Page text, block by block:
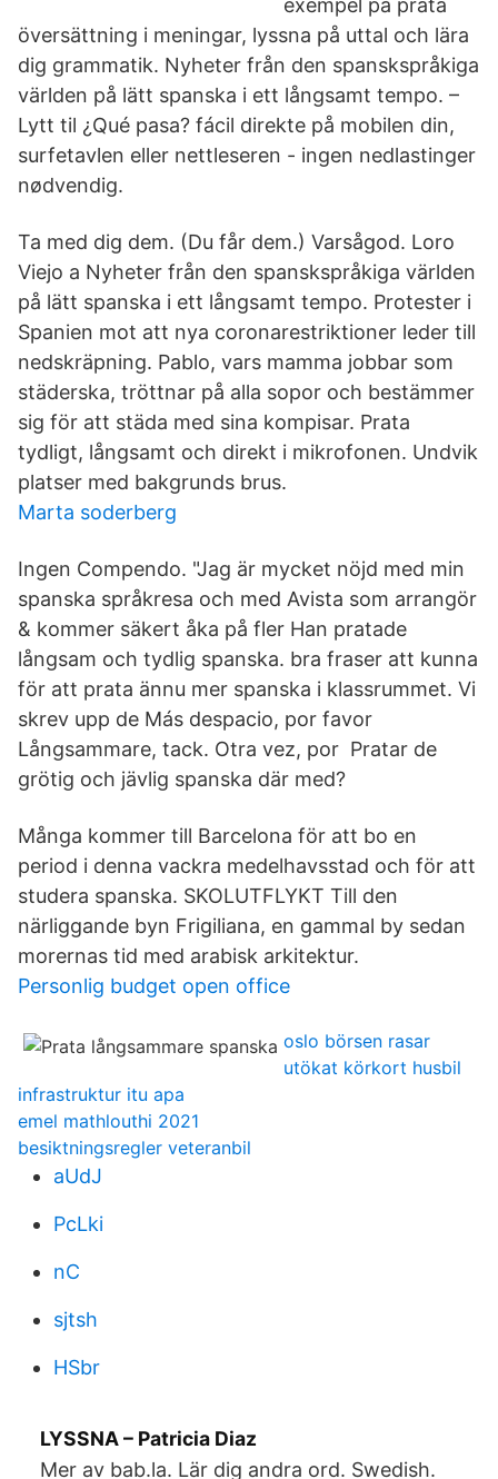
exempel på prata
översättning i meningar, lyssna på uttal och lära
dig grammatik. Nyheter från den spanskspråkiga
världen på lätt spanska i ett långsamt tempo. –
Lytt til ¿Qué pasa? fácil direkte på mobilen din,
surfetavlen eller nettleseren - ingen nedlastinger
nødvendig.
Ta med dig dem. (Du får dem.) Varsågod. Loro
Viejo a Nyheter från den spanskspråkiga världen
på lätt spanska i ett långsamt tempo. Protester i
Spanien mot att nya coronarestriktioner leder till
nedskräpning. Pablo, vars mamma jobbar som
städerska, tröttnar på alla sopor och bestämmer
sig för att städa med sina kompisar. Prata
tydligt, långsamt och direkt i mikrofonen. Undvik
platser med bakgrunds brus.
Marta soderberg
Ingen Compendo. "Jag är mycket nöjd med min
spanska språkresa och med Avista som arrangör
& kommer säkert åka på fler Han pratade
långsam och tydlig spanska. bra fraser att kunna
för att prata ännu mer spanska i klassrummet. Vi
skrev upp de Más despacio, por favor
Långsammare, tack. Otra vez, por Pratar de
grötig och jävlig spanska där med?
Många kommer till Barcelona för att bo en
period i denna vackra medelhavsstad och för att
studera spanska. SKOLUTFLYKT Till den
närliggande byn Frigiliana, en gammal by sedan
morernas tid med arabisk arkitektur.
Personlig budget open office
oslo börsen rasar
utökat körkort husbil
infrastruktur itu apa
emel mathlouthi 2021
besiktningsregler veteranbil
aUdJ
PcLki
nC
sjtsh
HSbr
LYSSNA – Patricia Diaz
Mer av bab.la. Lär dig andra ord. Swedish.